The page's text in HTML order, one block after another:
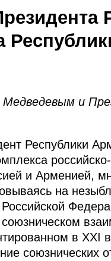
и
Республики
и Арменией,
на
в XXI
союзнических